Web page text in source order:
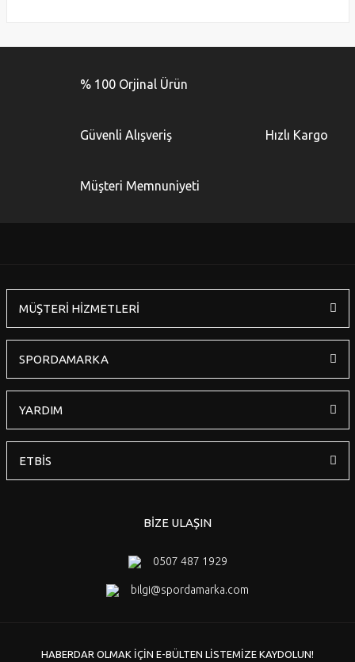
Görüş ve önerileriniz için teşekkür ederiz.
Ürün resmi kalitesiz, bozuk veya görüntülenemiyor.
Gönder
% 100 Orjinal Ürün
Güvenli Alışveriş Hızlı Kargo
Müşteri Memnuniyeti
MÜŞTERİ HİZMETLERİ
SPORDAMARKA
YARDIM
ETBİS
BİZE ULAŞIN
0507 487 1929
bilgi@spordamarka.com
HABERDAR OLMAK İÇİN E-BÜLTEN LİSTEMİZE KAYDOLUN!